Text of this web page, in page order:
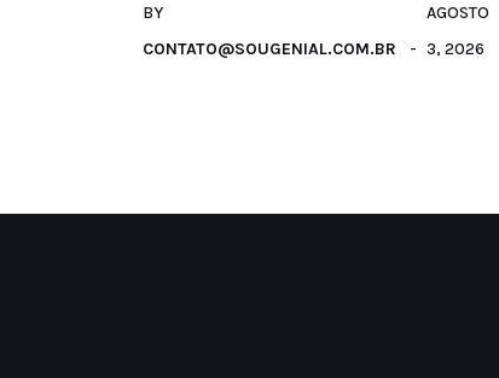
BY
CONTATO@SOUGENIAL.COM.BR
AGOSTO
3, 2026